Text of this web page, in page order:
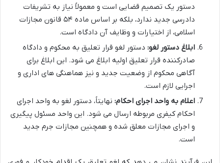
دستور یک تصمیم قضایی است و معمولاً نیاز به تشریفات
دادرسی جدید ندارد، بلکه بر اساس ماده ۵۴ قانون مجازات
اسلامی، از اختیارات و وظایف آن دادگاه است.
ابلاغ دستور لغو: دستور لغو قرار تعلیق به محکوم و دادگاه
صادرکننده قرار تعلیق اولیه ابلاغ می شود. این ابلاغ برای
آگاهی محکوم از وضعیت جدید و نیز هماهنگی های اداری و
اجرایی لازم است.
اعلام به واحد اجرای احکام: نهایتاً، دستور لغو به واحد اجرای
احکام کیفری مربوطه ارسال می شود. این واحد مسئول پیگیری
و اجرای مجازات معلق شده و همچنین مجازات جرم جدید
است.